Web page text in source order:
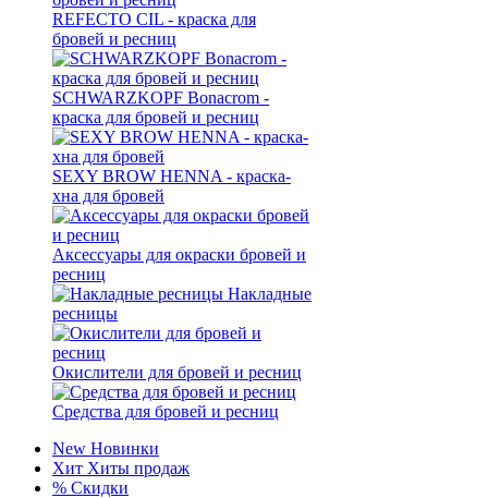
REFECTO CIL - краска для
бровей и ресниц
SCHWARZKOPF Bonacrom -
краска для бровей и ресниц
SEXY BROW HENNA - краска-
хна для бровей
Аксессуары для окраски бровей и
ресниц
Накладные
ресницы
Окислители для бровей и ресниц
Средства для бровей и ресниц
New Новинки
Хит Хиты продаж
% Скидки